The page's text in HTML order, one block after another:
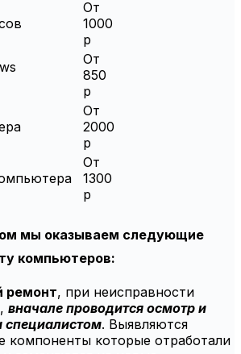
От
1000
р
От
850
р
От
2000
р
От
1300
р
мы оказываем следующие
компьютеров:
ремонт, при неисправности
вначале проводится осмотр и
специалистом. Выявляются
компоненты которые отработали